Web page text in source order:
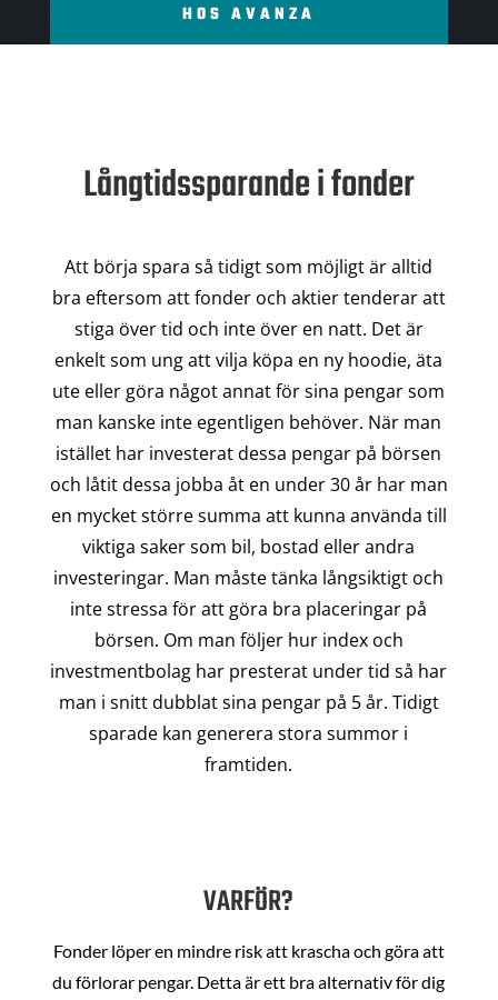
HOS AVANZA
Långtidssparande i fonder
Att börja spara så tidigt som möjligt är alltid
bra eftersom att fonder och aktier tenderar att
stiga över tid och inte över en natt. Det är
enkelt som ung att vilja köpa en ny hoodie, äta
ute eller göra något annat för sina pengar som
man kanske inte egentligen behöver. När man
istället har investerat dessa pengar på börsen
och låtit dessa jobba åt en under 30 år har man
en mycket större summa att kunna använda till
viktiga saker som bil, bostad eller andra
investeringar. Man måste tänka långsiktigt och
inte stressa för att göra bra placeringar på
börsen. Om man följer hur index och
investmentbolag har presterat under tid så har
man i snitt dubblat sina pengar på 5 år. Tidigt
sparade kan generera stora summor i
framtiden.
VARFÖR?
Fonder löper en mindre risk att krascha och göra att
du förlorar pengar. Detta är ett bra alternativ för dig